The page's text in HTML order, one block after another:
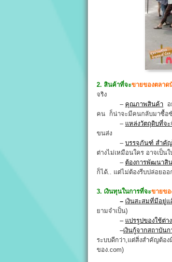
2. สินค้าที่จะขายของตลาด
จริง
– คุณภาพสินค้า อ
คน ก็น่าจะมีคนกลับมาซื้อ
– แหล่งวัตถุดิบที่จ
ขนส่ง
– บรรจุภันฑ์ สำคั
ต่างไม่เหมือนใคร อาจเป็น
– ต้องการพัฒนาสิน
ก็ได้.. แต่ไม่ต้องรีบปล่อยอ
3. เงินทุนในการที่จะขายขอ
– เงินสะสมที่มีอยู่แ
ยามจำเป็น)
– แปรรูปของใช้ต่า
–เงินกู้จากสถาบันก
ระบบดีกว่า,แต่สิ่งสำคัญต้อง
ของ.com)